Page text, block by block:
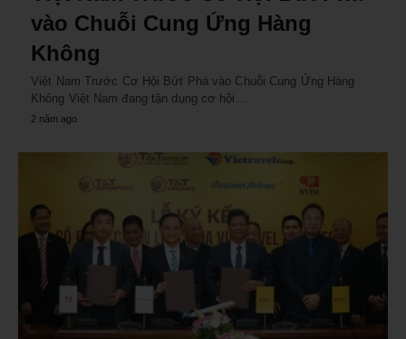
vào Chuỗi Cung Ứng Hàng
Không
Việt Nam Trước Cơ Hội Bứt Phá vào Chuỗi Cung Ứng Hàng
Không Việt Nam đang tận dụng cơ hội…
2 năm ago